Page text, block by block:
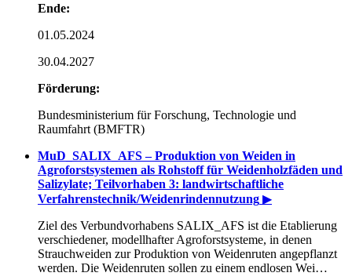
Ende:
01.05.2024
30.04.2027
Förderung:
Bundesministerium für Forschung, Technologie und
Raumfahrt (BMFTR)
MuD_SALIX_AFS – Produktion von Weiden in
Agroforstsystemen als Rohstoff für Weidenholzfäden und
Salizylate; Teilvorhaben 3: landwirtschaftliche
Verfahrenstechnik/Weidenrindennutzung ▶
Ziel des Verbundvorhabens SALIX_AFS ist die Etablierung
verschiedener, modellhafter Agroforstsysteme, in denen
Strauchweiden zur Produktion von Weidenruten angepflanzt
werden. Die Weidenruten sollen zu einem endlosen Wei…